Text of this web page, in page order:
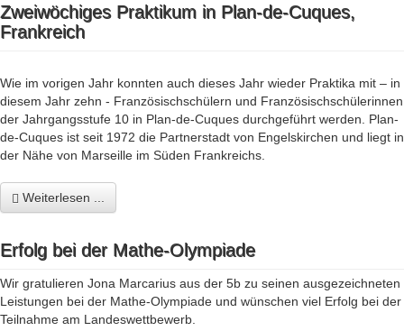
Zweiwöchiges Praktikum in Plan-de-Cuques,
Frankreich
Wie im vorigen Jahr konnten auch dieses Jahr wieder Praktika mit – in
diesem Jahr zehn - Französischschülern und Französischschülerinnen
der Jahrgangsstufe 10 in Plan-de-Cuques durchgeführt werden. Plan-
de-Cuques ist seit 1972 die Partnerstadt von Engelskirchen und liegt in
der Nähe von Marseille im Süden Frankreichs.
Weiterlesen ...
Erfolg bei der Mathe-Olympiade
Wir gratulieren Jona Marcarius aus der 5b zu seinen ausgezeichneten
Leistungen bei der Mathe-Olympiade und wünschen viel Erfolg bei der
Teilnahme am Landeswettbewerb.